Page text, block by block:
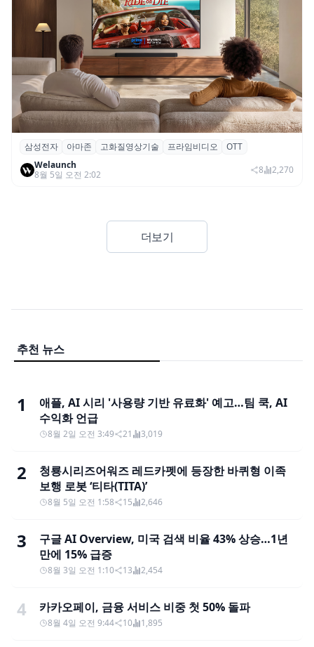
삼성전자·아마존, 프라임 비디오에 ‘HDR10+
어드밴스드’ 적용
삼성전자 아마존 고화질영상기술 프라임비디오
OTT
Welaunch
8월 5일 오전 2:02
8 2,270
더보기
추천 뉴스
1
애플, AI 시리 '사용량 기반 유료화' 예고…팀 쿡, AI
수익화 언급
8월 2일 오전 3:49 21 3,019
2
청룡시리즈어워즈 레드카펫에 등장한 바퀴형 이족
보행 로봇 ‘티타(TITA)’
8월 5일 오전 1:58 15 2,646
3
구글 AI Overview, 미국 검색 비율 43% 상승…1년
만에 15% 급증
8월 3일 오전 1:10 13 2,454
4 카카오페이, 금융 서비스 비중 첫 50% 돌파
8월 4일 오전 9:44 10 1,895